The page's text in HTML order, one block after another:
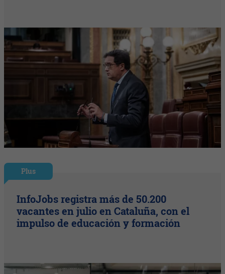
Plus
InfoJobs registra más de 50.200
vacantes en julio en Cataluña, con el
impulso de educación y formación